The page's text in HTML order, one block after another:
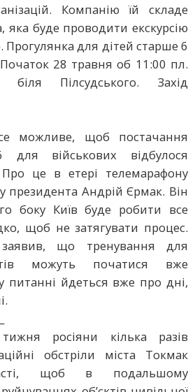
Компанію їй складе
яка буде проводити екскурсію
для дітей старше 6
28 травня об 11:00 пл.
біля Пілсудського. Захід
можливе, щоб постачання
для військових відбулося
це в етері телемарафону
президента Андрій Єрмак. Він
боку Київ буде робити все
щоб не затягувати процес.
що тренування для
можуть початися вже
питанні йдеться вже про дні,
росіяни кілька разів
обстріли міста Токмак
щоб в подальшому